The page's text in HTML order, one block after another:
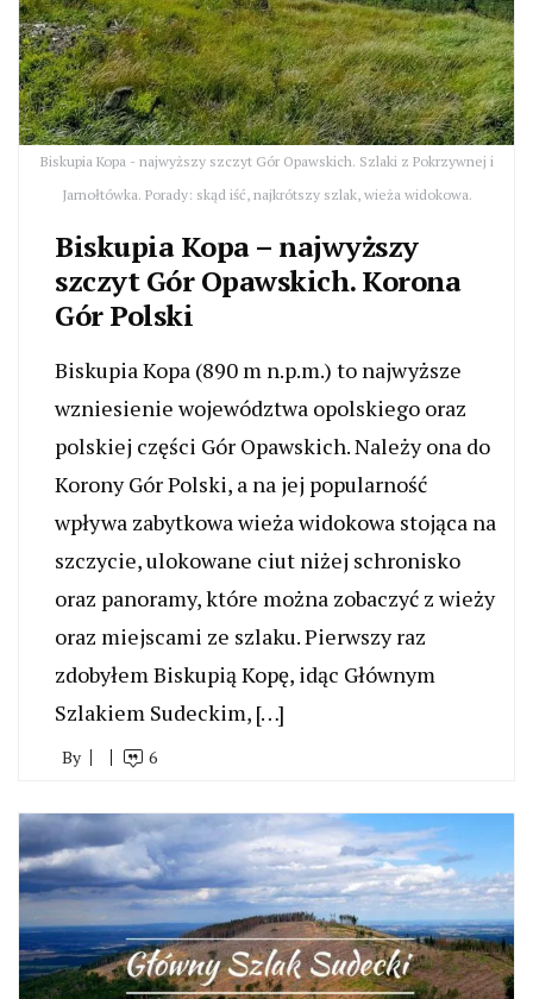
Biskupia Kopa - najwyższy szczyt Gór Opawskich. Szlaki z Pokrzywnej i
Jarnołtówka. Porady: skąd iść, najkrótszy szlak, wieża widokowa.
Biskupia Kopa – najwyższy
szczyt Gór Opawskich. Korona
Gór Polski
Biskupia Kopa (890 m n.p.m.) to najwyższe
wzniesienie województwa opolskiego oraz
polskiej części Gór Opawskich. Należy ona do
Korony Gór Polski, a na jej popularność
wpływa zabytkowa wieża widokowa stojąca na
szczycie, ulokowane ciut niżej schronisko
oraz panoramy, które można zobaczyć z wieży
oraz miejscami ze szlaku. Pierwszy raz
zdobyłem Biskupią Kopę, idąc Głównym
Szlakiem Sudeckim, […]
By 6